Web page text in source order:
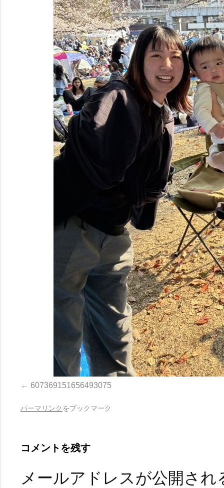
607369151656493075
パーマリンク をブックマーク
コメントを残す
メールアドレスが公開さ